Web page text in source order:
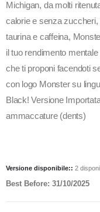
Michigan, da molti
calorie e senza
taurina e caffeina,
il tuo rendimento
che ti proponi facendoti
con logo Monster su
Black! Versione
ammaccature (dents)
Versione disponibile:: 2
Best Before: 31/10/2025